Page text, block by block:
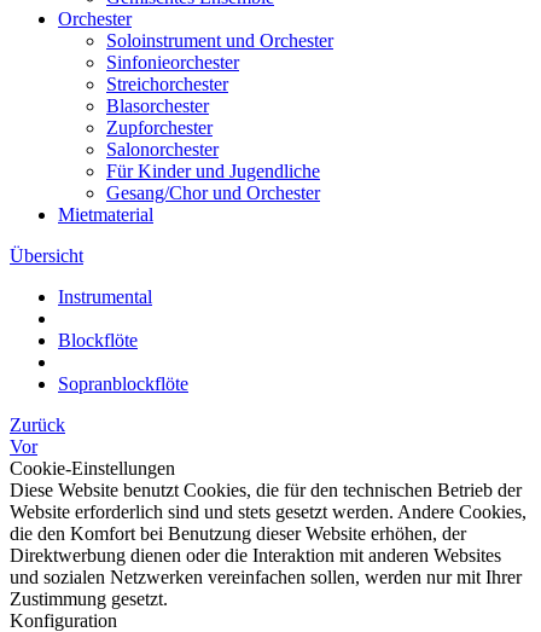
Orchester
Soloinstrument und Orchester
Sinfonieorchester
Streichorchester
Blasorchester
Zupforchester
Salonorchester
Für Kinder und Jugendliche
Gesang/Chor und Orchester
Mietmaterial
Übersicht
Instrumental
Blockflöte
Sopranblockflöte
Zurück
Vor
Cookie-Einstellungen
Diese Website benutzt Cookies, die für den technischen Betrieb der
Website erforderlich sind und stets gesetzt werden. Andere Cookies,
die den Komfort bei Benutzung dieser Website erhöhen, der
Direktwerbung dienen oder die Interaktion mit anderen Websites
und sozialen Netzwerken vereinfachen sollen, werden nur mit Ihrer
Zustimmung gesetzt.
Konfiguration